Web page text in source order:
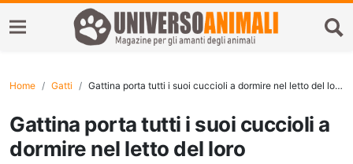
Home Gatti Gattina porta tutti i suoi cuccioli a dormire nel letto del loro proprietario (VIDEO)
Gattina porta tutti i suoi cuccioli a
dormire nel letto del loro